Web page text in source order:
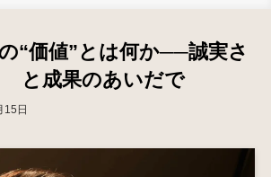
“価値”とは何か──誠実さ
と成果のあいだで
15日